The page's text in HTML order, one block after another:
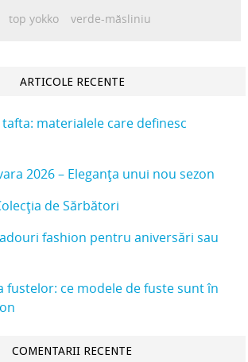
top yokko verde-măsliniu
ARTICOLE RECENTE
materialele care definesc
2026 – Eleganța unui nou sezon
de Sărbători
fashion pentru aniversări sau
fustelor: ce modele de fuste sunt în
COMENTARII RECENTE